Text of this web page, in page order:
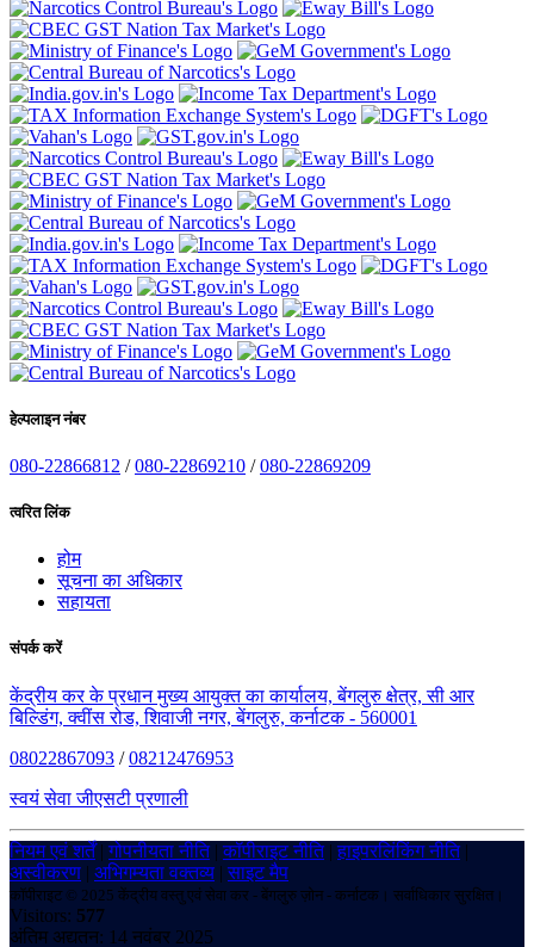
हेल्पलाइन नंबर
080-22866812 /080-22869210 /080-22869209
त्वरित लिंक
होम
सूचना का अधिकार
सहायता
संपर्क करें
केंद्रीय कर के प्रधान मुख्य आयुक्त का कार्यालय, बेंगलुरु क्षेत्र, सी आर
बिल्डिंग, क्वींस रोड, शिवाजी नगर, बेंगलुरु, कर्नाटक - 560001
08022867093 /08212476953
स्वयं सेवा जीएसटी प्रणाली
नियम एवं शर्तें|गोपनीयता नीति|कॉपीराइट नीति|हाइपरलिंकिंग नीति|
अस्वीकरण | अभिगम्यता वक्तव्य |साइट मैप
कॉपीराइट © 2025 केंद्रीय वस्तु एवं सेवा कर - बेंगलुरु ज़ोन - कर्नाटक। सर्वाधिकार सुरक्षित।
Visitors: 577
अंतिम अद्यतन: 14 नवंबर 2025